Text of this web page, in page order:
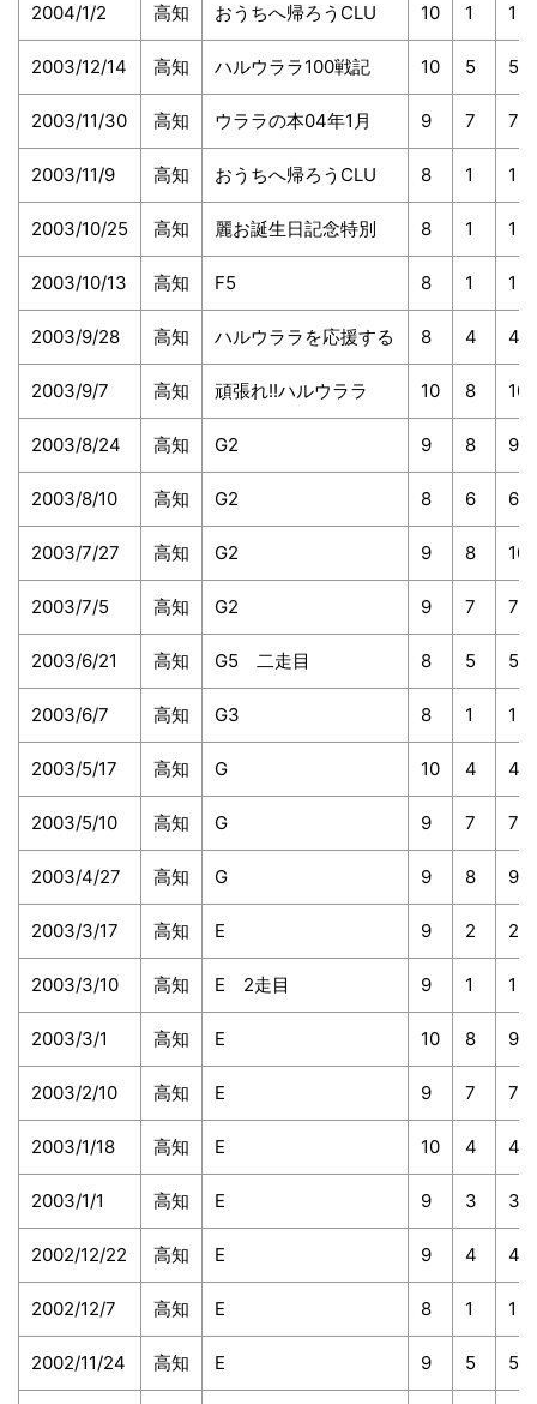
2004/1/2 高知 おうちへ帰ろうCLU 10 1 1
2003/12/14 高知 ハルウララ100戦記 10 5 5
2003/11/30 高知 ウララの本04年1月 9 7 7
2003/11/9 高知 おうちへ帰ろうCLU 8 1 1
2003/10/25 高知 麗お誕生日記念特別 8 1 1
2003/10/13 高知 F5 8 1 1
2003/9/28 高知 ハルウララを応援する 8 4 4
2003/9/7 高知 頑張れ!!ハルウララ 10 8 10
2003/8/24 高知 G2 9 8 9
2003/8/10 高知 G2 8 6 6
2003/7/27 高知 G2 9 8 10
2003/7/5 高知 G2 9 7 7
2003/6/21 高知 G5 二走目 8 5 5
2003/6/7 高知 G3 8 1 1
2003/5/17 高知 G 10 4 4
2003/5/10 高知 G 9 7 7
2003/4/27 高知 G 9 8 9
2003/3/17 高知 E 9 2 2
2003/3/10 高知 E 2走目 9 1 1
2003/3/1 高知 E 10 8 9
2003/2/10 高知 E 9 7 7
2003/1/18 高知 E 10 4 4
2003/1/1 高知 E 9 3 3
2002/12/22 高知 E 9 4 4
2002/12/7 高知 E 8 1 1
2002/11/24 高知 E 9 5 5